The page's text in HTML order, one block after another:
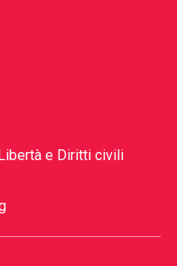
e Diritti civili